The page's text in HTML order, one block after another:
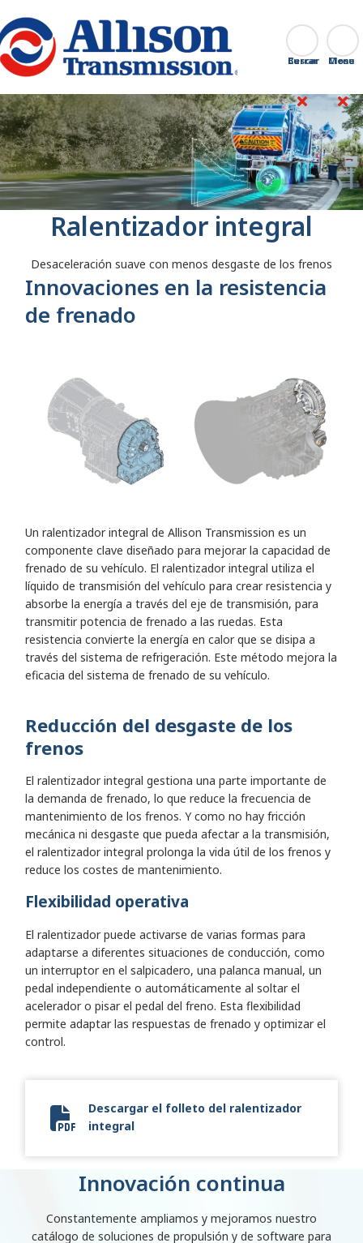
Go Home Buscar
Cerrar
Ralentizador integral
Desaceleración suave con menos desgaste de los frenos
Innovaciones en la resistencia
de frenado
Un ralentizador integral de Allison Transmission es un
componente clave diseñado para mejorar la capacidad de
frenado de su vehículo. El ralentizador integral utiliza el
líquido de transmisión del vehículo para crear resistencia y
absorbe la energía a través del eje de transmisión, para
transmitir potencia de frenado a las ruedas. Esta
resistencia convierte la energía en calor que se disipa a
través del sistema de refrigeración. Este método mejora la
eficacia del sistema de frenado de su vehículo.
Reducción del desgaste de los
frenos
El ralentizador integral gestiona una parte importante de
la demanda de frenado, lo que reduce la frecuencia de
mantenimiento de los frenos. Y como no hay fricción
mecánica ni desgaste que pueda afectar a la transmisión,
el ralentizador integral prolonga la vida útil de los frenos y
reduce los costes de mantenimiento.
Flexibilidad operativa
El ralentizador puede activarse de varias formas para
adaptarse a diferentes situaciones de conducción, como
un interruptor en el salpicadero, una palanca manual, un
pedal independiente o automáticamente al soltar el
acelerador o pisar el pedal del freno. Esta flexibilidad
permite adaptar las respuestas de frenado y optimizar el
control.
SA7766EN Retarder Brochure 080221.pdf
Descargar el folleto del ralentizador
integral
Innovación continua
Constantemente ampliamos y mejoramos nuestro
catálogo de soluciones de propulsión y de software para